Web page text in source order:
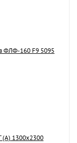
ФЛФ-160 F9 5095
1300х2300